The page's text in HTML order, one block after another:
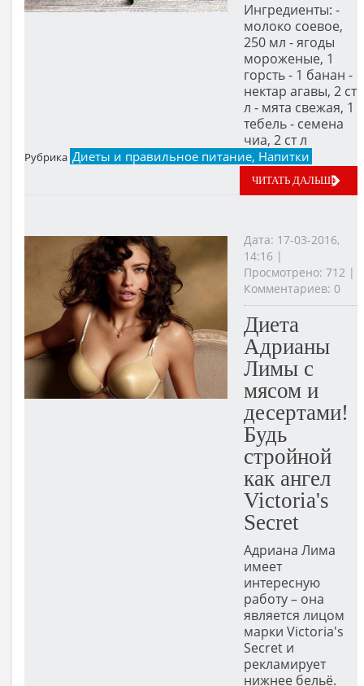
Ингредиенты: -
молоко соевое,
250 мл - ягоды
мороженые, 1
горсть - 1 банан -
нектар агавы, 2 ст
л - мята свежая, 1
тебель - семена
чиа, 2 ст л
Рубрика Диеты и правильное питание, Напитки
ЧИТАТЬ ДАЛЬШЕ
Дата: 17-03-2016,
14:16 |
Просмотрено: 712 |
Комментариев: 0
Диета
Адрианы
Лимы с
мясом и
десертами!
Будь
стройной
как ангел
Victoria's
Secret
Адриана Лима
имеет
интересную
работу – она
является лицом
марки Victoria's
Secret и
рекламирует
нижнее бельё.